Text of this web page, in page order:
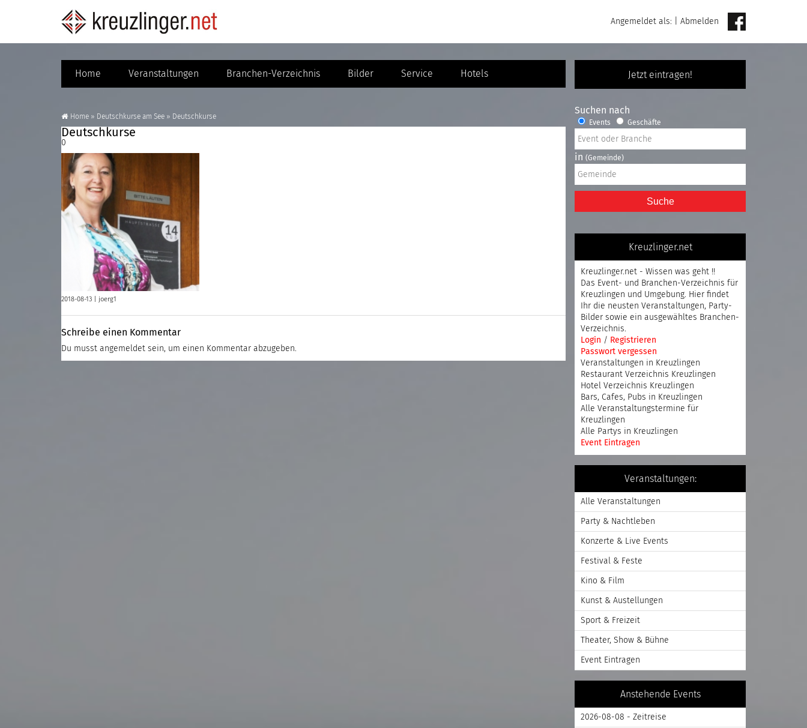
Angemeldet als: Abmelden
Jetzt eintragen!
Home Veranstaltungen Branchen-Verzeichnis Bilder Service Hotels
Home » Deutschkurse am See » Deutschkurse
Deutschkurse
0
2018-08-13 | joerg1
Schreibe einen Kommentar
Du musst angemeldet sein, um einen Kommentar abzugeben.
Suchen nach
Events Geschäfte
in (Gemeinde)
Suche
Kreuzlinger.net
Kreuzlinger.net - Wissen was geht !!
Das Event- und Branchen-Verzeichnis für
Kreuzlingen und Umgebung. Hier findet
Ihr die neusten Veranstaltungen, Party-
Bilder sowie ein ausgewähltes Branchen-
Verzeichnis.
Login / Registrieren
Passwort vergessen
Veranstaltungen in Kreuzlingen
Restaurant Verzeichnis Kreuzlingen
Hotel Verzeichnis Kreuzlingen
Bars, Cafes, Pubs in Kreuzlingen
Alle Veranstaltungstermine für
Kreuzlingen
Alle Partys in Kreuzlingen
Event Eintragen
Veranstaltungen:
Alle Veranstaltungen
Party & Nachtleben
Konzerte & Live Events
Festival & Feste
Kino & Film
Kunst & Austellungen
Sport & Freizeit
Theater, Show & Bühne
Event Eintragen
Anstehende Events
2026-08-08 - Zeitreise